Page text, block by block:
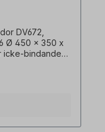
DV672,
Ø 450 x 350 x
icke-bindande